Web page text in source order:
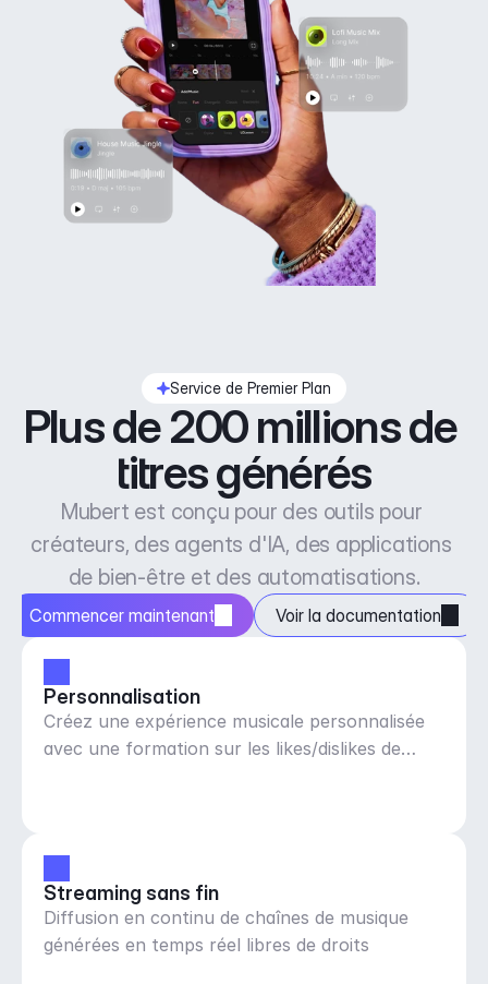
Service de Premier Plan
Plus de 200 millions de
titres générés
Mubert est conçu pour des outils pour
créateurs, des agents d'IA, des applications
de bien-être et des automatisations.
Commencer maintenant Voir la documentation
Personnalisation
Créez une expérience musicale personnalisée
avec une formation sur les likes/dislikes de
Streaming sans fin
Diffusion en continu de chaînes de musique
générées en temps réel libres de droits